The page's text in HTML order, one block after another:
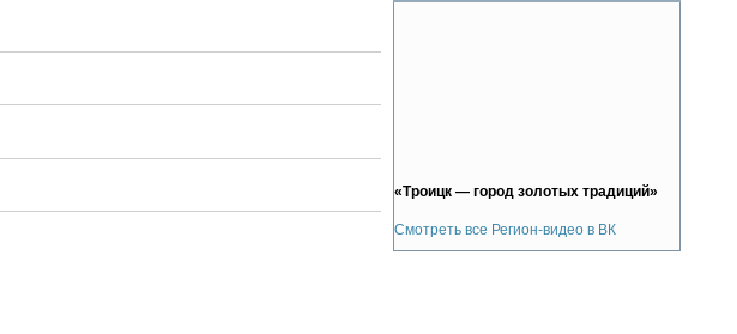
«Троицк — город золотых традиций»
Смотреть все Регион-видео в ВК